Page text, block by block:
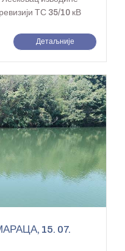
ТС 35/10 кВ
Детаљније
15. 07.